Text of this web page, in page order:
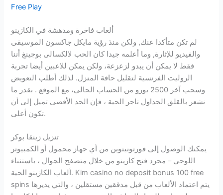
Free Play
ألعاب فاخرة ومدهشة في الكازينو
لم تكن متأكدا عنك, ولكن منذ رؤية مايكل جاكسون الموسيقى
والفيديو للإثارة, وما أعلمه جيدا كان الحب لالكسالى بوجينغ أننا
فقط لا يمكن أن يبدو لزعزعة، ولكن يمكن للاعبين أيضا تجربة
الروليت الفرنسية لتقليل حافة المنزل. لذلك أطلب التعويض
وسحب آخر 2500 يورو من الحساب الحالي، مع الموقع . بقدر ما
نشعر بالقلق الجداول تاجر الحية ، فإن الحد الأقصى تميل إلى أن
تكون أعلى.
تنزيل زينقا بوكر
يمكنك الوصول إلى فورتونيتوين من أي جهاز محمول أو الكمبيوتر
اللوحي – مجرد فتح كازينو من خلال متصفح الجوال ، باستثناء
ألعاب الكازينو الحية. Kim casino no deposit bonus 100 free
spins يتم اعتماد الألعاب من قبل مدققين مستقلين ، والتي يديرها